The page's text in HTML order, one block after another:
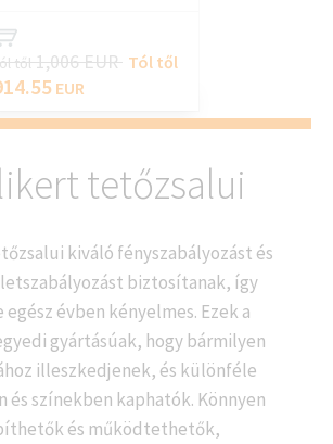
től1,006 EUR Tól től
EUR
tetőzsalui
kiváló fényszabályozást és
biztosítanak, így
évben kényelmes. Ezek a
gyártásúak, hogy bármilyen
illeszkedjenek, és különféle
és színekben kaphatók. Könnyen
és működtethetők,